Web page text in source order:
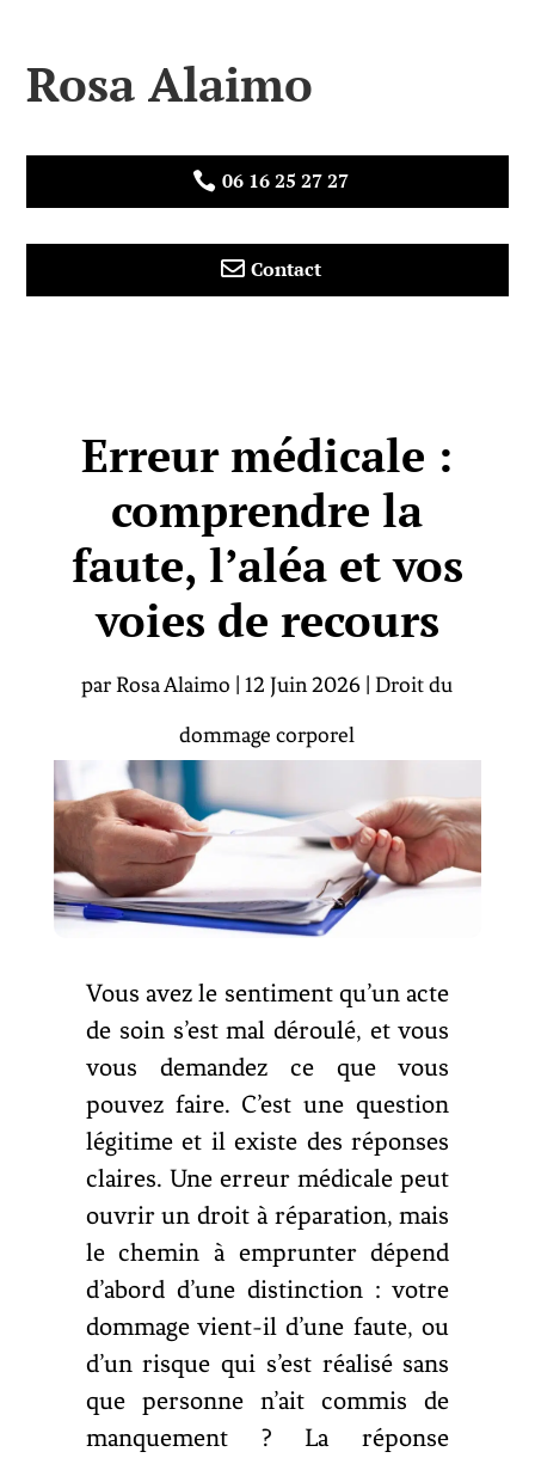
Rosa Alaimo
 06 16 25 27 27
 Contact
Erreur médicale :
comprendre la
faute, l’aléa et vos
voies de recours
parRosa Alaimo |12 Juin 2026 |Droit du
dommage corporel
Vous avez le sentiment qu’un acte
de soin s’est mal déroulé, et vous
vous demandez ce que vous
pouvez faire. C’est une question
légitime et il existe des réponses
claires. Une erreur médicale peut
ouvrir un droit à réparation, mais
le chemin à emprunter dépend
d’abord d’une distinction : votre
dommage vient-il d’une faute, ou
d’un risque qui s’est réalisé sans
que personne n’ait commis de
manquement ? La réponse